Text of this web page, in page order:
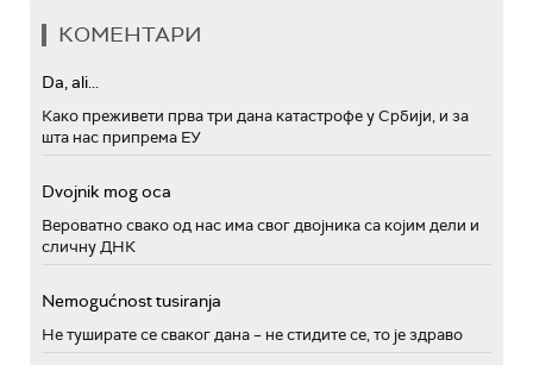
КОМЕНТАРИ
Da, ali...
Како преживети прва три дана катастрофе у Србији, и за
шта нас припрема ЕУ
Dvojnik mog oca
Вероватно свако од нас има свог двојника са којим дели и
сличну ДНК
Nemogućnost tusiranja
Не туширате се сваког дана – не стидите се, то је здраво